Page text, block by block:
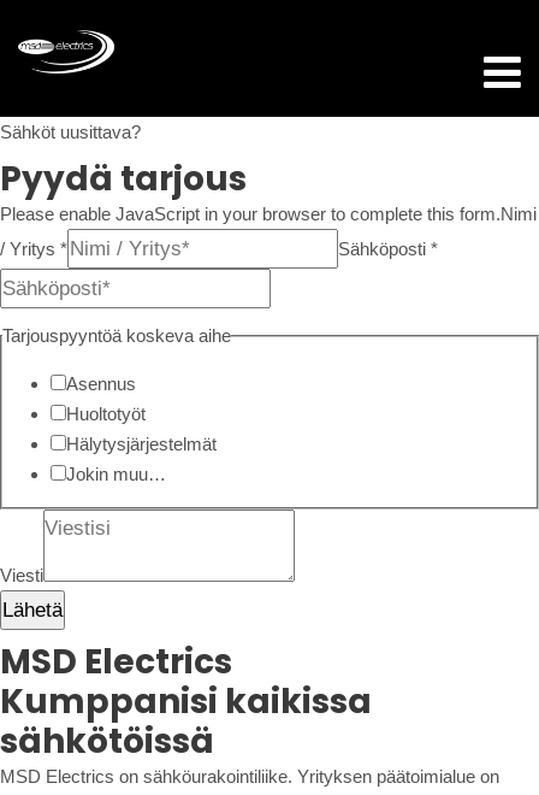
Sähköt uusittava?
Pyydä tarjous
Please enable JavaScript in your browser to complete this form.Nimi
/ Yritys *
Sähköposti *
Tarjouspyyntöä koskeva aihe
Asennus
Huoltotyöt
Hälytysjärjestelmät
Jokin muu…
Viesti
Lähetä
MSD Electrics
Kumppanisi kaikissa
sähkötöissä
MSD Electrics on sähköurakointiliike. Yrityksen päätoimialue on